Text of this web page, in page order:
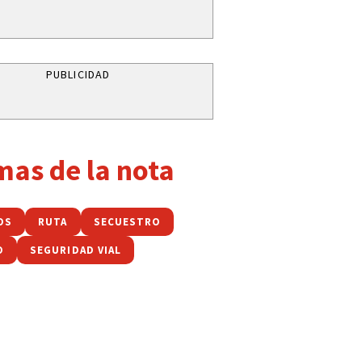
PUBLICIDAD
de la nota
RUTA SECUESTRO
SEGURIDAD VIAL